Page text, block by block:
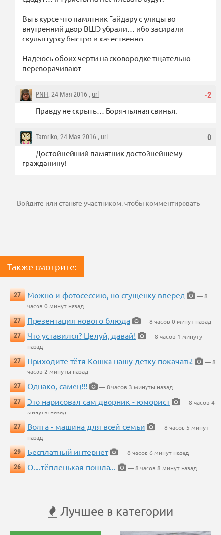
Вы в курсе что памятник Гайдару с улицы во
внутренний двор ВШЭ убрали… ибо засирали
скульптурку быстро и качественно.
Надеюсь обоих черти на сковородке тщательно
переворачивают
-2
PNH, 24 Мая 2016 , url
Правду не скрыть… Боря-пьяная свинья.
0
Tamriko, 24 Мая 2016 , url
Достойнейший памятник достойнейшему
гражданину!
Войдите илистаньте участником, чтобы комментировать
Также смотрите:
27 Можно и фотосессию, но сгущенку вперед
— 8
часов 0 минут назад
27
Презентация нового блюда
— 8 часов 0 минут назад
27
Что уставился? Целуй, давай!
— 8 часов 1 минуту
назад
27
Приходите тётя Кошка нашу детку покачать!
— 8
часов 2 минуты назад
27
Однако, самец!!!
— 8 часов 3 минуты назад
27
Это нарисовал сам дворник - юморист
— 8 часов 4
минуты назад
27
Волга - машина для всей семьи
— 8 часов 5 минут
назад
29
Бесплатный интернет
— 8 часов 6 минут назад
26
О....тёпленькая пошла... — 8 часов 8 минут назад
Лучшее в категории